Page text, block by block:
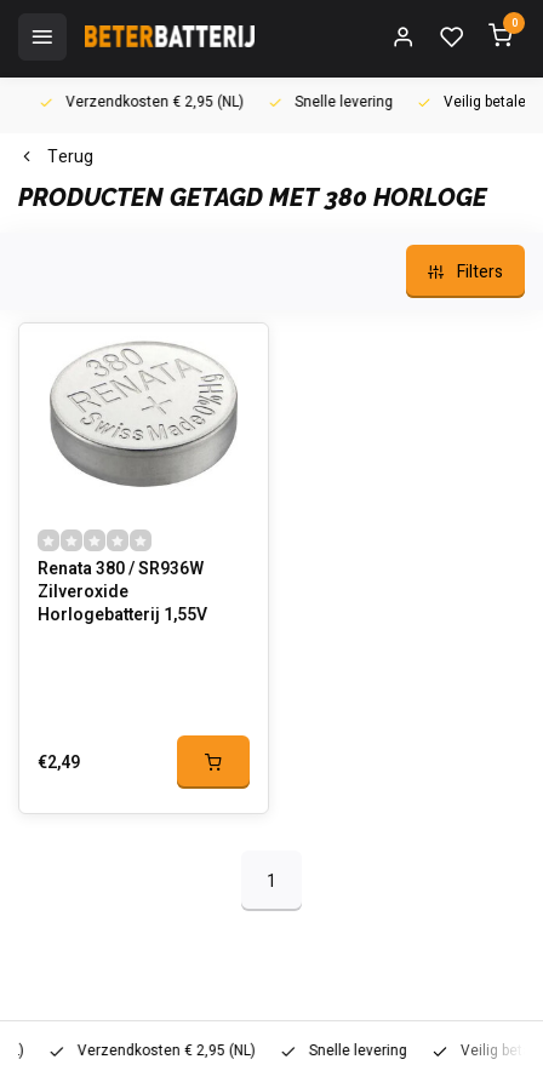
0
Verzendkosten € 2,95 (NL) Snelle levering Veilig betalen
Terug
PRODUCTEN GETAGD MET 380 HORLOGE
Filters
Renata 380 / SR936W
Zilveroxide
Horlogebatterij 1,55V
€2,49
1
Verzendkosten € 2,95 (NL) Snelle levering Veilig betalen